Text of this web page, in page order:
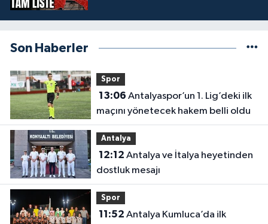
Son Haberler
Spor
13:06
maçını yönetecek hakem belli oldu
Antalya
12:12
dostluk mesajı
Spor
11:52